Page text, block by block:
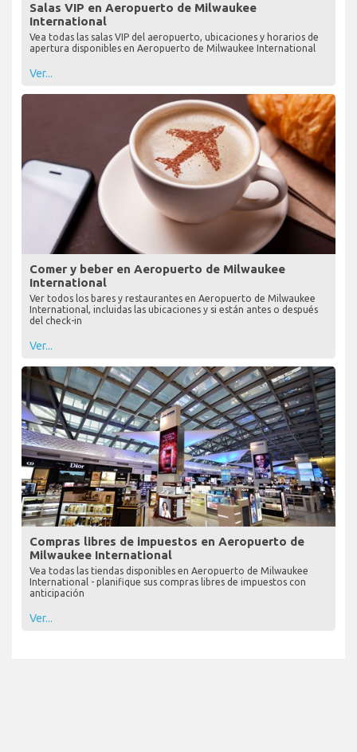
Salas VIP en Aeropuerto de Milwaukee
International
Vea todas las salas VIP del aeropuerto, ubicaciones y horarios de
apertura disponibles en Aeropuerto de Milwaukee International
Ver...
Comer y beber en Aeropuerto de Milwaukee
International
Ver todos los bares y restaurantes en Aeropuerto de Milwaukee
International, incluidas las ubicaciones y si están antes o después
del check-in
Ver...
Compras libres de impuestos en Aeropuerto de
Milwaukee International
Vea todas las tiendas disponibles en Aeropuerto de Milwaukee
International - planifique sus compras libres de impuestos con
anticipación
Ver...